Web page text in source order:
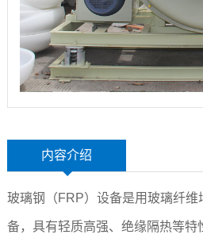
内容介绍
玻璃钢（FRP）设备是用玻璃纤
备，具有轻质高强、绝缘隔热等特